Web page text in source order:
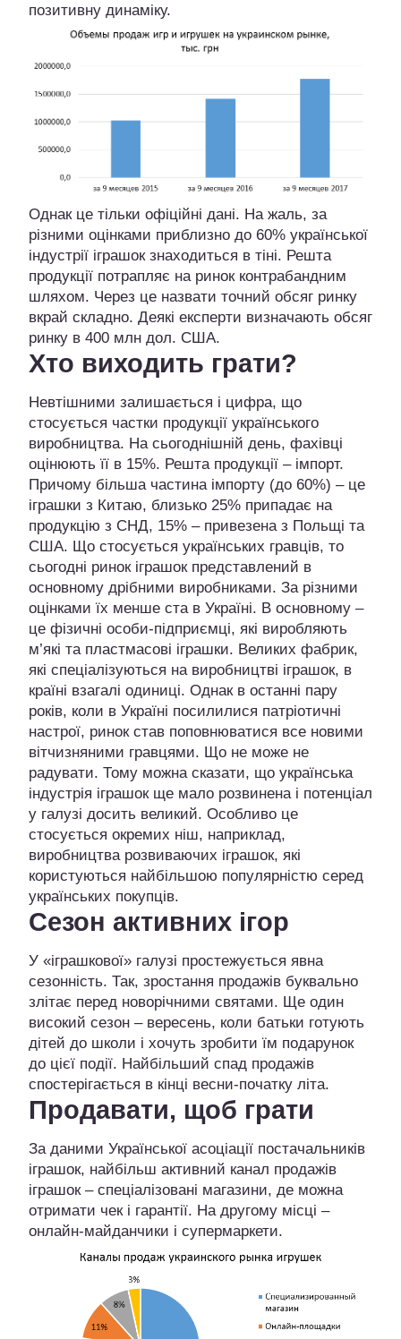
позитивну динаміку.
Однак це тільки офіційні дані. На жаль, за
різними оцінками приблизно до 60% української
індустрії іграшок знаходиться в тіні. Решта
продукції потрапляє на ринок контрабандним
шляхом. Через це назвати точний обсяг ринку
вкрай складно. Деякі експерти визначають обсяг
ринку в 400 млн дол. США.
Хто виходить грати?
Невтішними залишається і цифра, що
стосується частки продукції українського
виробництва. На сьогоднішній день, фахівці
оцінюють її в 15%. Решта продукції – імпорт.
Причому більша частина імпорту (до 60%) – це
іграшки з Китаю, близько 25% припадає на
продукцію з СНД, 15% – привезена з Польщі та
США. Що стосується українських гравців, то
сьогодні ринок іграшок представлений в
основному дрібними виробниками. За різними
оцінками їх менше ста в Україні. В основному –
це фізичні особи-підприємці, які виробляють
м’які та пластмасові іграшки. Великих фабрик,
які спеціалізуються на виробництві іграшок, в
країні взагалі одиниці. Однак в останні пару
років, коли в Україні посилилися патріотичні
настрої, ринок став поповнюватися все новими
вітчизняними гравцями. Що не може не
радувати. Тому можна сказати, що українська
індустрія іграшок ще мало розвинена і потенціал
у галузі досить великий. Особливо це
стосується окремих ніш, наприклад,
виробництва розвиваючих іграшок, які
користуються найбільшою популярністю серед
українських покупців.
Сезон активних ігор
У «іграшкової» галузі простежується явна
сезонність. Так, зростання продажів буквально
злітає перед новорічними святами. Ще один
високий сезон – вересень, коли батьки готують
дітей до школи і хочуть зробити їм подарунок
до цієї події. Найбільший спад продажів
спостерігається в кінці весни-початку літа.
Продавати, щоб грати
За даними Української асоціації постачальників
іграшок, найбільш активний канал продажів
іграшок – спеціалізовані магазини, де можна
отримати чек і гарантії. На другому місці –
онлайн-майданчики і супермаркети.